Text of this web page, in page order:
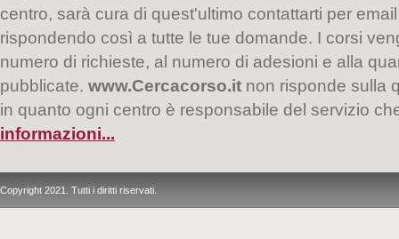
centro, sarà cura di quest'ultimo contattarti per
rispondendo così a tutte le tue domande. I corsi
numero di richieste, al numero di adesioni e alla
pubblicate. www.Cercacorso.it non risponde sulla
in quanto ogni centro è responsabile del servizio
informazioni...
Copyright 2021. Tutti i diritti riservati.